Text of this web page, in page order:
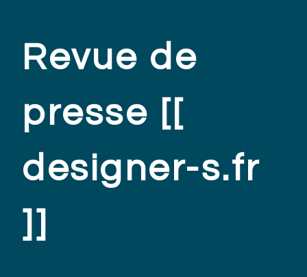
Revue de
presse [[
designer-s.fr
]]